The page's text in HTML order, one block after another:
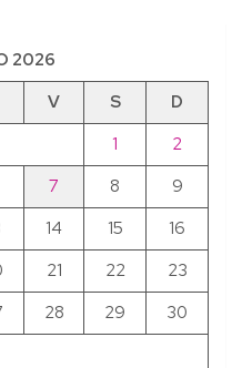
2026
V S
D
1
2
7 8
9
14 15
16
21 22
23
28 29
30